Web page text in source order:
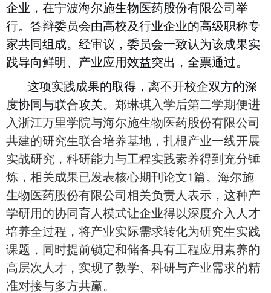
企业，在宁波海尔施生物医药股份有限公司举
行。答辩委员会由高校及行业企业的高级职称专
家共同组成。经审议，委员会一致认为该成果实
践导向鲜明、产业应用效益突出，全票通过。
这项实践成果的取得，离不开校企双方的深
度协同与联合攻关。郑琳琪入学后第二学期便进
入浙江万里学院与海尔施生物医药股份有限公司
共建的研究生联合培养基地，扎根产业一线开展
实战研究，科研能力与工程实践素养得到充分锤
炼，相关成果已发表核心期刊论文1篇。海尔施
生物医药股份有限公司相关负责人表示，这种产
学研用的协同育人模式让企业得以深度介入人才
培养全过程，将产业实际需求转化为研究生实践
课题，同时提前锁定和储备具有工程应用素养的
高层次人才，实现了教学、科研与产业需求的精
准对接与多方共赢。